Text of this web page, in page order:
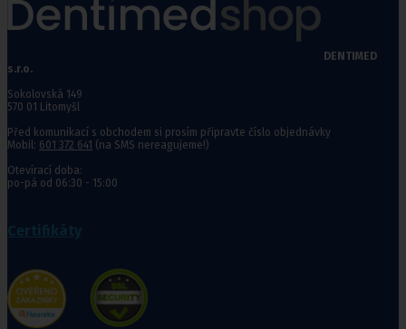
DENTIMED
s.r.o.
Sokolovská 149
570 01 Litomyšl
Před komunikací s obchodem si prosím připravte číslo objednávky
Mobil: 601 372 641 (na SMS nereagujeme!)
Otevírací doba:
po-pá od 06:30 - 15:00